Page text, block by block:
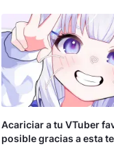
Acariciar a tu VTuber
posible gracias a esta